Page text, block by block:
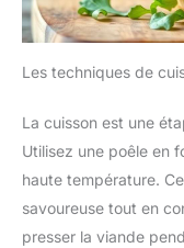
Les techniques de
La cuisson est une
Utilisez une poêle en
haute température.
savoureuse tout en
presser la viande